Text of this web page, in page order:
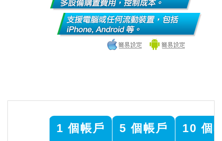
1 個帳戶 5 個帳戶 10 個